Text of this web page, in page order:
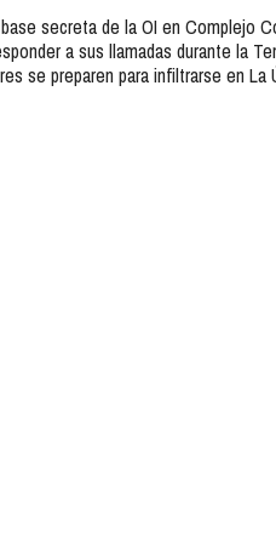
secreta de la OI en Complejo
a sus llamadas durante la
se preparen para infiltrarse en La